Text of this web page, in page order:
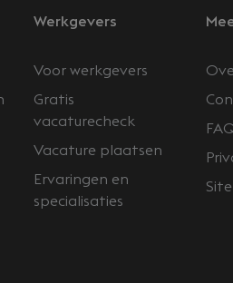
Werkgevers
Voor werkgevers
Gratis
vacaturecheck
Vacature plaatsen
Ervaringen en
specialisaties